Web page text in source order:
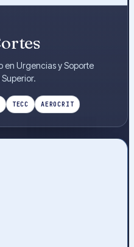
en Urgencias y Soporte
TECC AEROCRIT